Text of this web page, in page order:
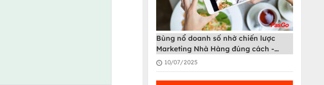
Bùng nổ doanh số nhờ chiến lược
Marketing Nhà Hàng đúng cách -
PasGo
10/07/2025